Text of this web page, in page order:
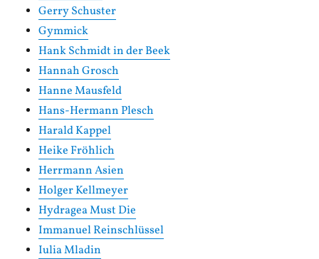
Gerry Schuster
Gymmick
Hank Schmidt in der Beek
Hannah Grosch
Hanne Mausfeld
Hans-Hermann Plesch
Harald Kappel
Heike Fröhlich
Herrmann Asien
Holger Kellmeyer
Hydragea Must Die
Immanuel Reinschlüssel
Iulia Mladin